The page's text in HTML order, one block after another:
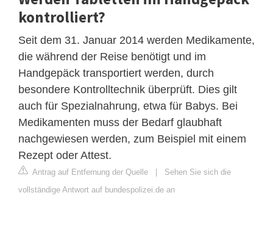
kontrolliert?
Seit dem 31. Januar 2014 werden Medikamente,
die während der Reise benötigt und im
Handgepäck transportiert werden, durch
besondere Kontrolltechnik überprüft. Dies gilt
auch für Spezialnahrung, etwa für Babys. Bei
Medikamenten muss der Bedarf glaubhaft
nachgewiesen werden, zum Beispiel mit einem
Rezept oder Attest.
Antrag auf Entfernung der Quelle | Sehen Sie sich die
vollständige Antwort auf bundespolizei.de an